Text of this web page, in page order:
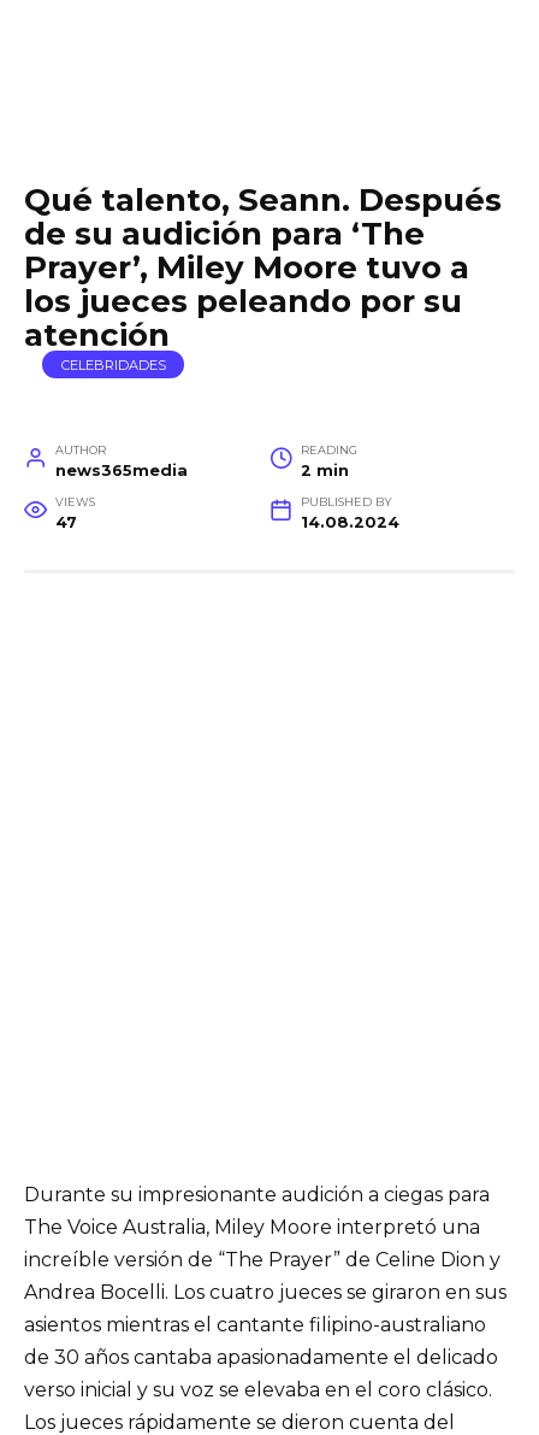
Qué talento, Seann. Después
de su audición para ‘The
Prayer’, Miley Moore tuvo a
los jueces peleando por su
atención
CELEBRIDADES
AUTHOR
news365media
READING
2 min
VIEWS
47
PUBLISHED BY
14.08.2024
Durante su impresionante audición a ciegas para
The Voice Australia, Miley Moore interpretó una
increíble versión de “The Prayer” de Celine Dion y
Andrea Bocelli. Los cuatro jueces se giraron en sus
asientos mientras el cantante filipino-australiano
de 30 años cantaba apasionadamente el delicado
verso inicial y su voz se elevaba en el coro clásico.
Los jueces rápidamente se dieron cuenta del